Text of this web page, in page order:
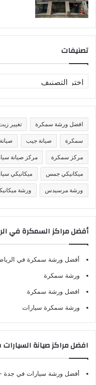
تصنيفات
ص
ن
ف
ا
افضل ورشة سمكرة تغيير
سمكرة صيانة جيب
مركز سمكرة مركز صيانة
ميكانيكي جمس ميكانيكي
ورشة مرسيدس ورشة
أفضل مراكز السمكرة في
أفضل ورشة سمكرة في
ورشة سمكرة
افضل ورشة سمكرة
ورشة سمكرة سيارات
افضل مراكز صيانة
أفضل ورشة سيارات في جدة